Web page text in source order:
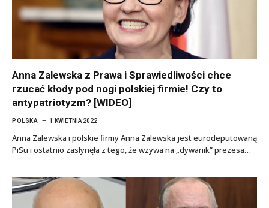
Anna Zalewska z Prawa i Sprawiedliwości chce
rzucać kłody pod nogi polskiej firmie! Czy to
antypatriotyzm? [WIDEO]
POLSKA 1 KWIETNIA 2022
Anna Zalewska i polskie firmy Anna Zalewska jest eurodeputowaną
PiSu i ostatnio zasłynęła z tego, że wzywa na „dywanik” prezesa…